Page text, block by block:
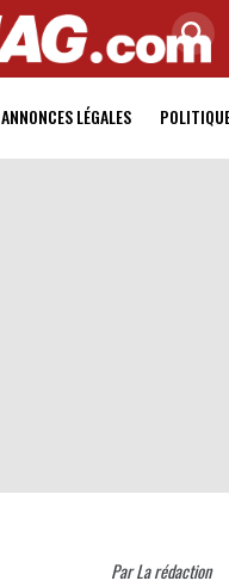
ANNONCES LÉGALES
ParLa rédaction